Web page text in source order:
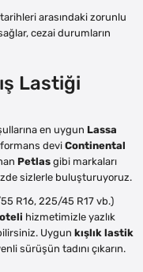
tarihleri arasındaki zorunlu
cezai durumların
Lastiği
en uygun Lassa
devi Continental
Petlas gibi markaları
sizlerle buluşturuyoruz.
R16, 225/45 R17 vb.)
hizmetimizle yazlık
Uygun kışlık lastik
sürüşün tadını çıkarın.